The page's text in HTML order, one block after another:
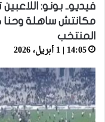
فيديو.. بونو:
مكانتش ساهلة وحنا
المنتخب
14:05 | 1 أبريل، 2026